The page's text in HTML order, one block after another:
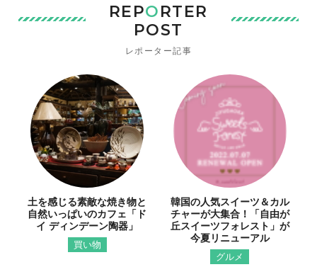
REPORTER
POST
レポーター記事
土を感じる素敵な焼き物と
自然いっぱいのカフェ「ド
イ ディンデーン陶器」
買い物
韓国の人気スイーツ＆カル
チャーが大集合！「自由が
丘スイーツフォレスト」が
今夏リニューアル
グルメ